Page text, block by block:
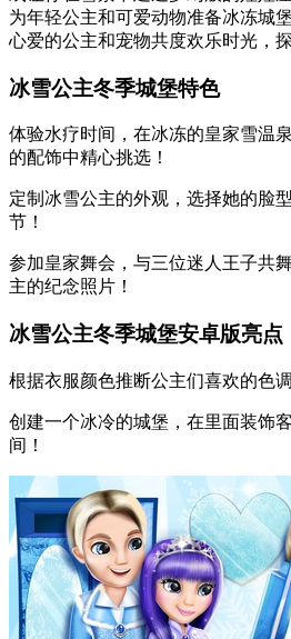
为年轻公主和可爱动物准备冰冻城
心爱的公主和宠物共度欢乐时光，
冰雪公主冬季城堡特色
体验水疗时间，在冰冻的皇家雪温
的配饰中精心挑选！
定制冰雪公主的外观，选择她的脸
节！
参加皇家舞会，与三位迷人王子共
主的纪念照片！
冰雪公主冬季城堡安卓版亮点
根据衣服颜色推断公主们喜欢的色调
创建一个冰冷的城堡，在里面装饰
间！